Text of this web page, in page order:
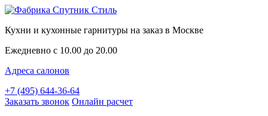
Кухни и кухонные гарнитуры на заказ в Москве
Ежедневно с 10.00 до 20.00
Адреса салонов
+7 (495) 644-36-64
Заказать звонок Онлайн расчет